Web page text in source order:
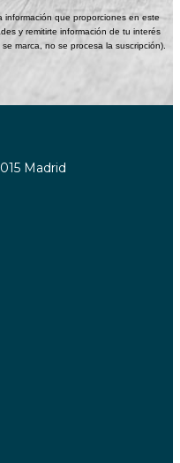
información que proporciones en este
y remitirte información de tu interés
marca, no se procesa la suscripción).
Madrid